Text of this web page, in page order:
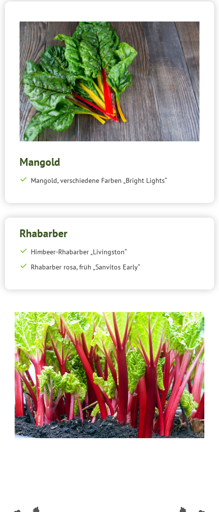
Mangold
Mangold, verschiedene Farben „Bright Lights“
Rhabarber
Himbeer-Rhabarber „Livingston“
Rhabarber rosa, früh „Sanvitos Early“